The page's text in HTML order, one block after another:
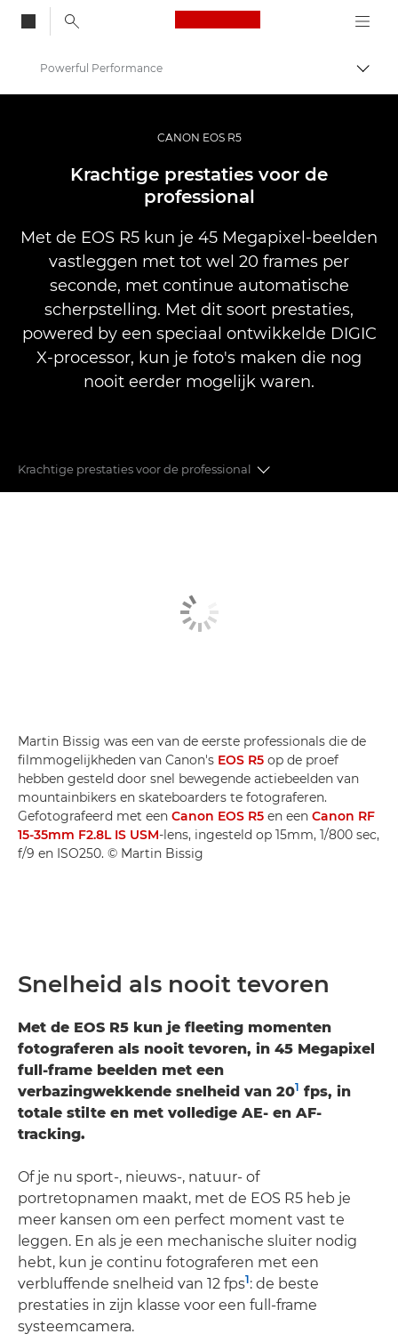
Canon Logo, back
EOS R5
Powerful Performance
CANON EOS R5
Krachtige prestaties voor de
professional
Met de EOS R5 kun je 45 Megapixel-beelden
vastleggen met tot wel 20 frames per
seconde, met continue automatische
scherpstelling. Met dit soort prestaties,
powered by een speciaal ontwikkelde DIGIC
X-processor, kun je foto's maken die nog
nooit eerder mogelijk waren.
Krachtige prestaties voor de professional
BEELDVERWERKING
Martin Bissig was een van de eerste professionals die de
filmmogelijkheden van Canon's EOS R5 op de proef
hebben gesteld door snel bewegende actiebeelden van
mountainbikers en skateboarders te fotograferen.
Gefotografeerd met een Canon EOS R5 en een Canon RF
15-35mm F2.8L IS USM-lens, ingesteld op 15mm, 1/800 sec,
f/9 en ISO250. © Martin Bissig
Snelheid als nooit tevoren
Met de EOS R5 kun je fleeting momenten
fotograferen als nooit tevoren, in 45 Megapixel
full-frame beelden met een
verbazingwekkende snelheid van 201 fps, in
totale stilte en met volledige AE- en AF-
tracking.
Of je nu sport-, nieuws-, natuur- of
portretopnamen maakt, met de EOS R5 heb je
meer kansen om een perfect moment vast te
leggen. En als je een mechanische sluiter nodig
hebt, kun je continu fotograferen met een
verbluffende snelheid van 12 fps1: de beste
prestaties in zijn klasse voor een full-frame
systeemcamera.